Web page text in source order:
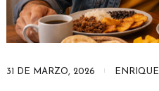
31 DE MARZO, 2026